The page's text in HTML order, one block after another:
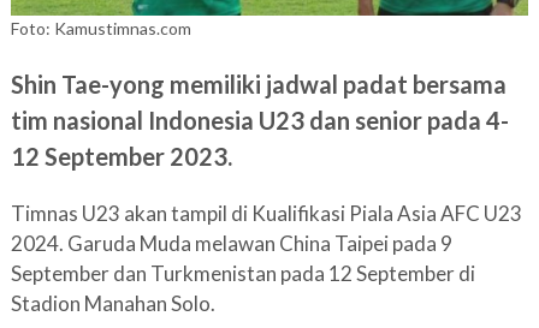
Foto: Kamustimnas.com
Shin Tae-yong memiliki jadwal padat bersama
tim nasional Indonesia U23 dan senior pada 4-
12 September 2023.
Timnas U23 akan tampil di Kualifikasi Piala Asia AFC U23
2024. Garuda Muda melawan China Taipei pada 9
September dan Turkmenistan pada 12 September di
Stadion Manahan Solo.